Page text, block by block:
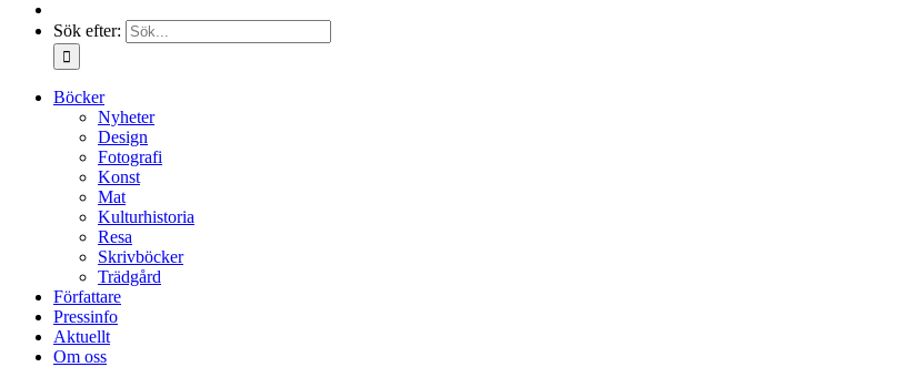
Sök efter:
Böcker
Nyheter
Design
Fotografi
Konst
Mat
Kulturhistoria
Resa
Skrivböcker
Trädgård
Författare
Pressinfo
Aktuellt
Om oss